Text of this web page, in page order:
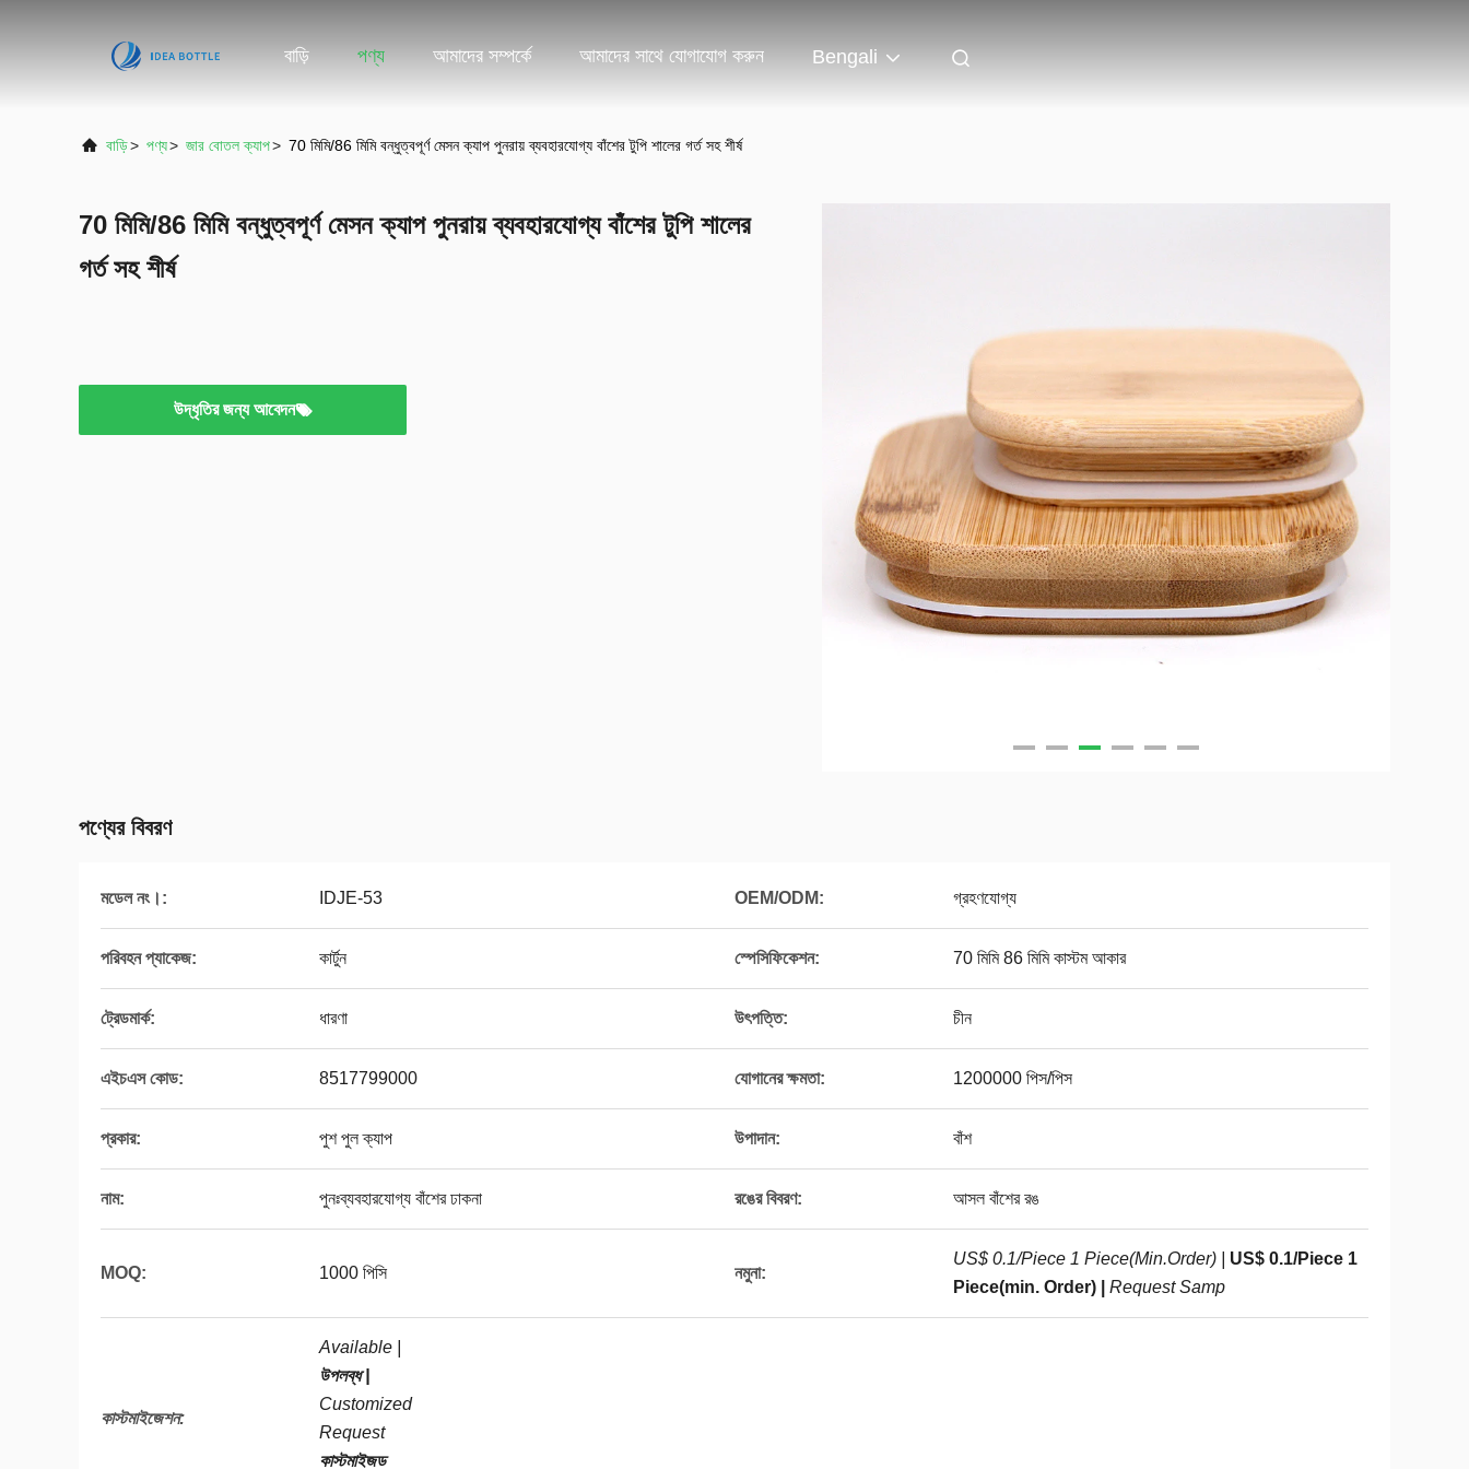
বাড়ি পণ্য আমাদের সম্পর্কে আমাদের সাথে যোগাযোগ করুন Bengali
বাড়ি> পণ্য> জার বোতল ক্যাপ> 70 মিমি/86 মিমি বন্ধুত্বপূর্ণ মেসন ক্যাপ পুনরায় ব্যবহারযোগ্য বাঁশের টুপি শালের গর্ত সহ শীর্ষ
70 মিমি/86 মিমি বন্ধুত্বপূর্ণ মেসন ক্যাপ পুনরায় ব্যবহারযোগ্য বাঁশের টুপি শালের
গর্ত সহ শীর্ষ
উদ্ধৃতির জন্য আবেদন
পণ্যের বিবরণ
মডেল নং।: IDJE-53 OEM/ODM: গ্রহণযোগ্য
পরিবহন প্যাকেজ: কার্টুন স্পেসিফিকেশন: 70 মিমি 86 মিমি কাস্টম আকার
ট্রেডমার্ক: ধারণা উৎপত্তি: চীন
এইচএস কোড: 8517799000 যোগানের ক্ষমতা: 1200000 পিস/পিস
প্রকার: পুশ পুল ক্যাপ উপাদান: বাঁশ
নাম: পুনঃব্যবহারযোগ্য বাঁশের ঢাকনা রঙের বিবরণ: আসল বাঁশের রঙ
MOQ: 1000 পিসি নমুনা:
US$ 0.1/Piece 1 Piece(Min.Order) |
US$ 0.1/Piece 1
Piece(min. Order) |
Request Samp
কাস্টমাইজেশন:
Available |
উপলব্ধ |
Customized
Request
কাস্টমাইজড